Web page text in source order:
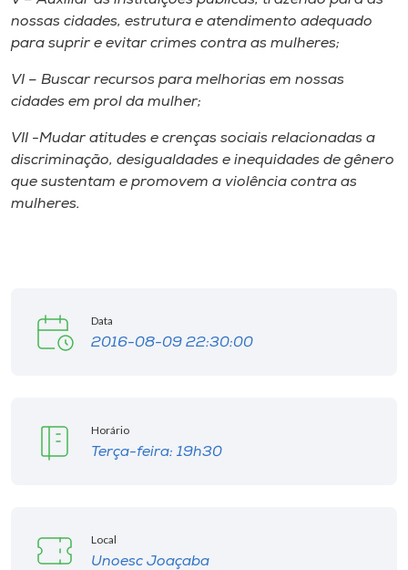
nossas cidades, estrutura e atendimento adequado
para suprir e evitar crimes contra as mulheres;
VI – Buscar recursos para melhorias em nossas
cidades em prol da mulher;
VII -Mudar atitudes e crenças sociais relacionadas a
discriminação, desigualdades e inequidades de gênero
que sustentam e promovem a violência contra as
mulheres.
Data
2016-08-09 22:30:00
Horário
Terça-feira: 19h30
Local
Unoesc Joaçaba